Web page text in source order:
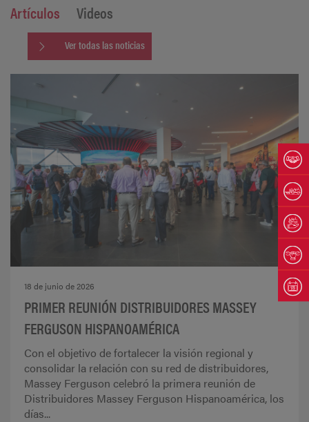
Artículos Videos
Ver todas las noticias
18 de junio de 2026
PRIMER REUNIÓN DISTRIBUIDORES MASSEY
FERGUSON HISPANOAMÉRICA
Con el objetivo de fortalecer la visión regional y
consolidar la relación con su red de distribuidores,
Massey Ferguson celebró la primera reunión de
Distribuidores Massey Ferguson Hispanoamérica, los
días...